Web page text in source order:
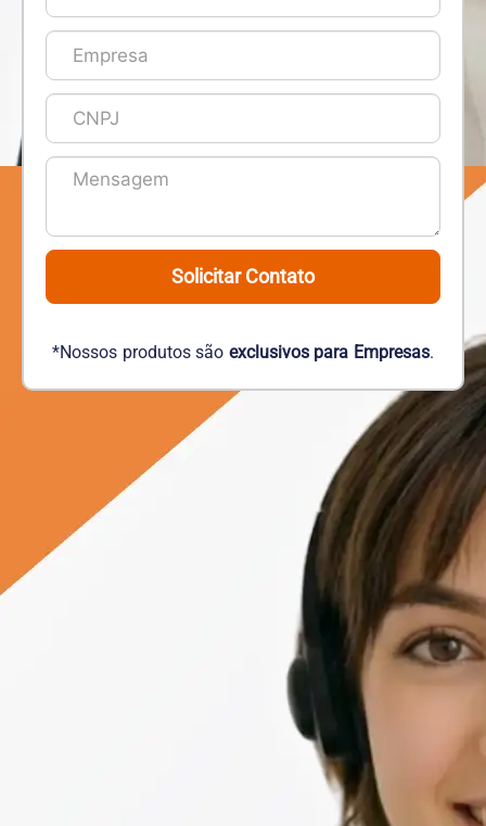
Solicitar Contato
*Nossos produtos são exclusivos para Empresas.